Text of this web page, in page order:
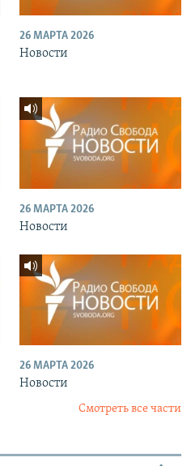
26 МАРТА 2026
Новости
26 МАРТА 2026
Новости
26 МАРТА 2026
Новости
Смотреть все части